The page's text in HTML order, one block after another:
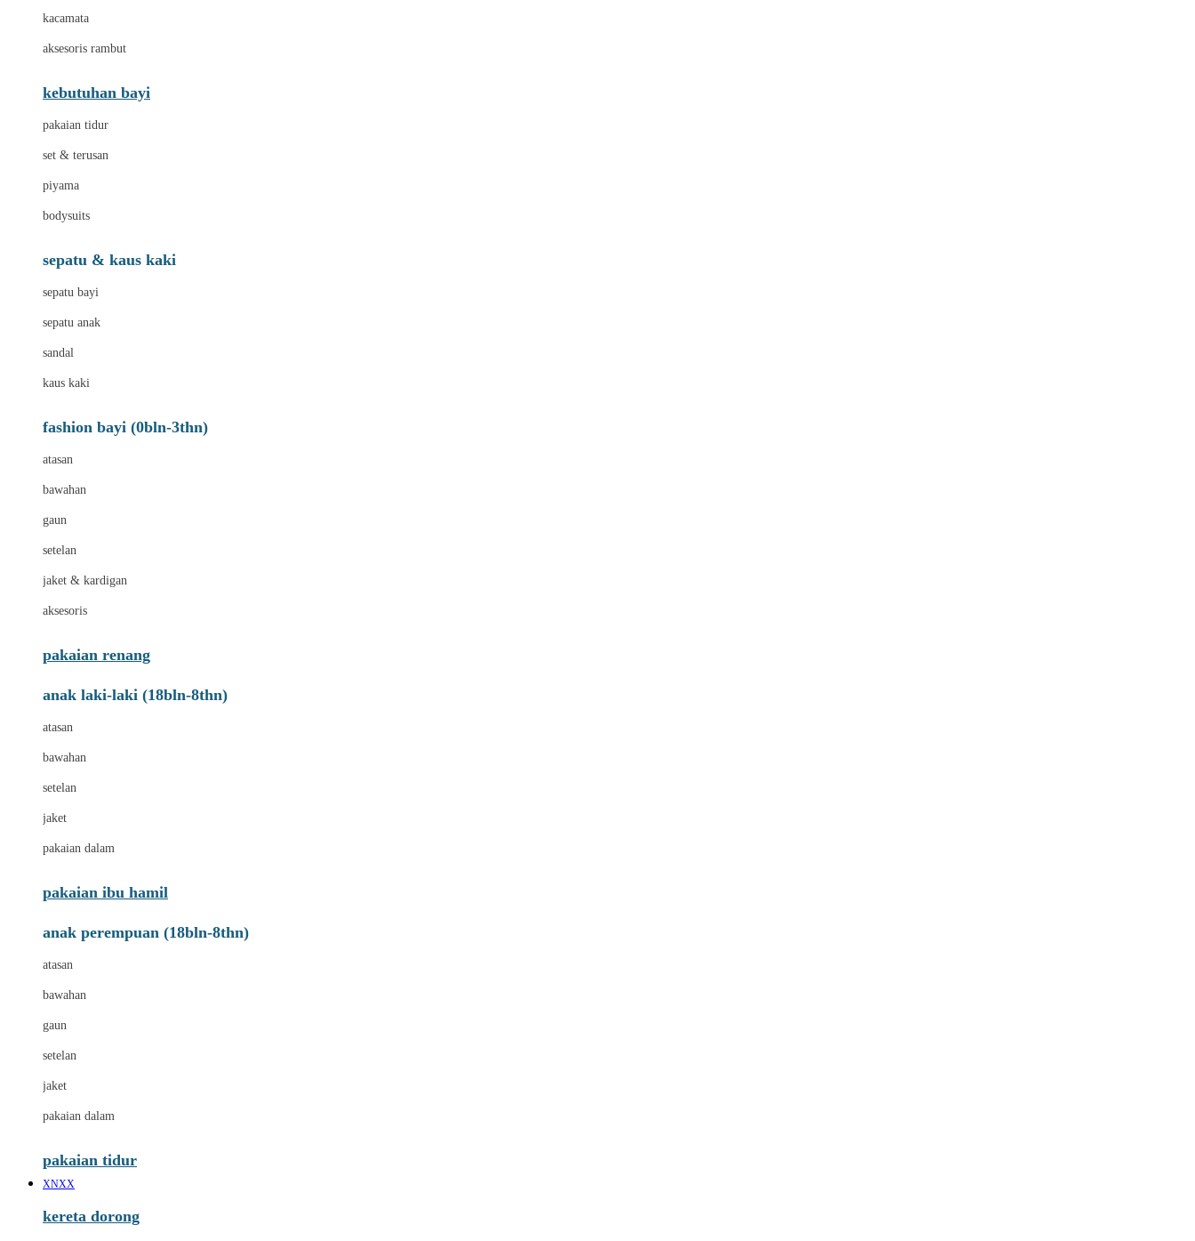
kacamata
aksesoris rambut
kebutuhan bayi
pakaian tidur
set & terusan
piyama
bodysuits
sepatu & kaus kaki
sepatu bayi
sepatu anak
sandal
kaus kaki
fashion bayi (0bln-3thn)
atasan
bawahan
gaun
setelan
jaket & kardigan
aksesoris
pakaian renang
anak laki-laki (18bln-8thn)
atasan
bawahan
setelan
jaket
pakaian dalam
pakaian ibu hamil
anak perempuan (18bln-8thn)
atasan
bawahan
gaun
setelan
jaket
pakaian dalam
pakaian tidur
XNXX
kereta dorong